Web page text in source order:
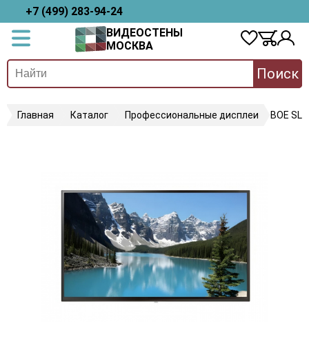
+7 (499) 283-94-24
ВИДЕОСТЕНЫ
МОСКВА
Поиск
Главная Каталог Профессиональные дисплеи BOE